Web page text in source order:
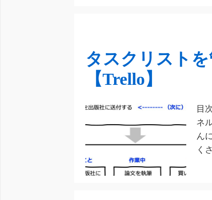
タスクリスト
【Trello】
目
ネ
ん
く